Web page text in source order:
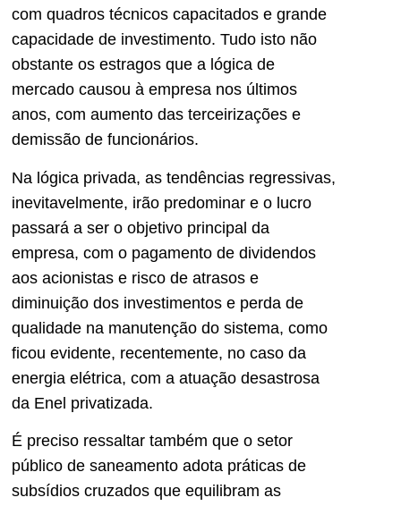
com quadros técnicos capacitados e grande
capacidade de investimento. Tudo isto não
obstante os estragos que a lógica de
mercado causou à empresa nos últimos
anos, com aumento das terceirizações e
demissão de funcionários.
Na lógica privada, as tendências regressivas,
inevitavelmente, irão predominar e o lucro
passará a ser o objetivo principal da
empresa, com o pagamento de dividendos
aos acionistas e risco de atrasos e
diminuição dos investimentos e perda de
qualidade na manutenção do sistema, como
ficou evidente, recentemente, no caso da
energia elétrica, com a atuação desastrosa
da Enel privatizada.
É preciso ressaltar também que o setor
público de saneamento adota práticas de
subsídios cruzados que equilibram as